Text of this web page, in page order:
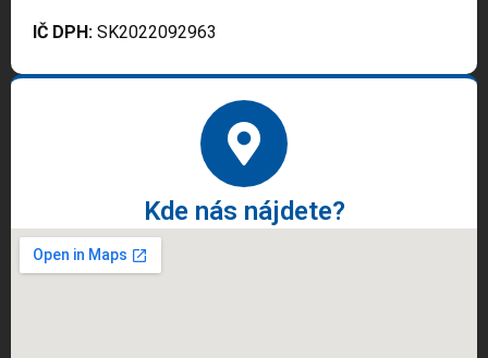
IČ DPH: SK2022092963
Kde nás nájdete?